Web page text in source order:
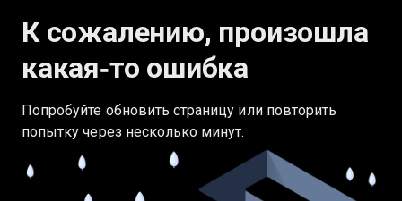
К сожалению, произошла
какая‑то ошибка
Попробуйте обновить страницу или повторить
попытку через несколько минут.